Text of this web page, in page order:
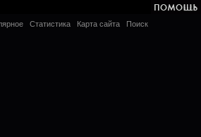
Статистика Карта сайта Поиск